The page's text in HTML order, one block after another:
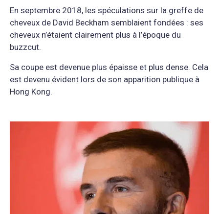
En septembre 2018, les spéculations sur la greffe de
cheveux de David Beckham semblaient fondées : ses
cheveux n’étaient clairement plus à l’époque du
buzzcut.
Sa coupe est devenue plus épaisse et plus dense. Cela
est devenu évident lors de son apparition publique à
Hong Kong.